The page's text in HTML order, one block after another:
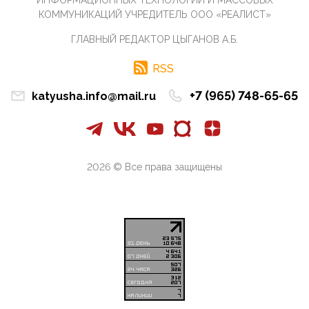
Те, кто стоят за массовым завозом в Россию
инокультурных мигрантов, в общем-то понимают,
Благодаря знакомым, стали известны подробности
истории с белгородскими "Орланами",которые
Снова о главном на фронте. Противник вновь
захватил "малое небо" на украинском ТВД.
08:05, 09 Апреля 2026
А пока армия нашей многонациональной страны
продолжает сражаться с Украиной, где людей
В понедельник Совет Госдумы приступит к
КОММУНИКАЦИЙ УЧРЕДИТЕЛЬ ООО «РЕАЛИСТ»
ГЛАВНЫЙ РЕДАКТОР ЦЫГАНОВ А.Б.
RSS
katyusha.info@mail.ru +7 (965) 748-65-65
2026 © Все права защищены